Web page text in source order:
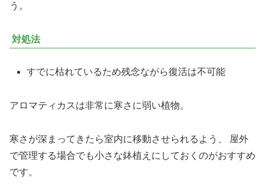
う。
対処法
すでに枯れているため残念ながら復活は不可能
アロマティカスは非常に寒さに弱い植物。
寒さが深まってきたら室内に移動させられるよう、 屋外
で管理する場合でも小さな鉢植えにしておくのがおすすめ
です。